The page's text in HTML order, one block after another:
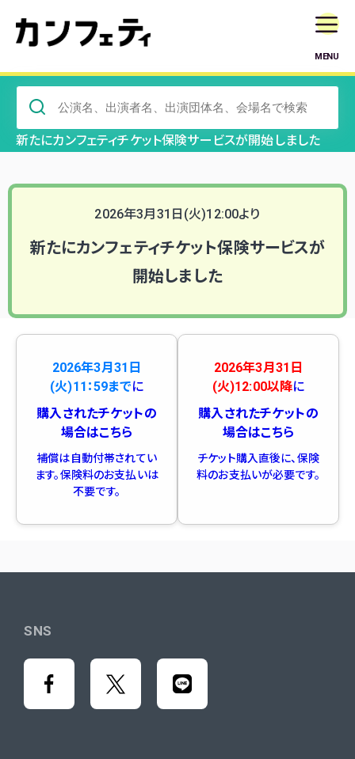
MENU
新たにカンフェティチケット保険サービスが開始しました
2026年3月31日(火)12:00より
新たにカンフェティチケット保険サービスが
開始しました
2026年3月31日
(火)11：59までに
購入されたチケットの
場合はこちら
補償は自動付帯されてい
ます。保険料のお支払いは
不要です。
2026年3月31日
(火)12:00以降に
購入されたチケットの
場合はこちら
チケット購入直後に、保険
料のお支払いが必要です。
SNS